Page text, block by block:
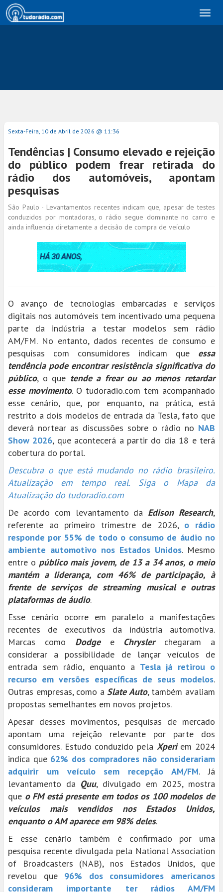
Sexta-Feira, 10 de Abril de 2026 @ 11:36
Tendências | Consumo elevado e rejeição
do público podem frear retirada do
rádio dos automóveis, apontam
pesquisas
São Paulo - Levantamentos recentes indicam que, apesar de testes
conduzidos por montadoras, o rádio segue dominante no carro e
ainda influencia diretamente a decisão de compra de veículo
O avanço de tecnologias embarcadas e serviços
digitais nos automóveis tem incentivado uma pequena
parte da indústria a testar modelos sem rádio
AM/FM. No entanto, dados recentes de consumo e
pesquisas com consumidores indicam que essa
tendência pode encontrar resistência significativa do
público, o que tende a frear ou ao menos retardar
esse movimento. O tudoradio.com tem acompanhado
esse cenário, que, por enquanto, na prática, está
restrito a dois modelos de entrada da Tesla, fato que
deverá nortear as discussões sobre o rádio no NAB
Show 2026, que acontecerá a partir do dia 18 e terá
cobertura do portal.
Descubra o que está mudando no rádio brasileiro.
Atualização em tempo real. Siga o Mapa da
Atualização do tudoradio.com
De acordo com levantamento da Edison Research,
referente ao primeiro trimestre de 2026, o rádio
responde por 55% de todo o consumo de áudio no
ambiente automotivo nos Estados Unidos. Mesmo
entre o público mais jovem, de 13 a 34 anos, o meio
mantém a liderança, com 46% de participação, à
frente de serviços de streaming musical e outras
plataformas de áudio.
Esse cenário ocorre em paralelo a manifestações
recentes de executivos da indústria automotiva.
Marcas como Dodgee Chryslerchegaram a
considerar a possibilidade de lançar veículos de
entrada sem rádio, enquanto a Tesla já retirou o
recurso em versões específicas de seus modelos.
Outras empresas, como aSlate Auto, também avaliam
propostas semelhantes em novos projetos.
Apesar desses movimentos, pesquisas de mercado
apontam uma rejeição relevante por parte dos
consumidores. Estudo conduzido pela Xperiem 2024
indica que62% dos compradores não considerariam
adquirir um veículo sem recepção AM/FM. Já
levantamento da Quu, divulgado em 2025, mostra
que o FM está presente em todos os 100 modelos de
veículos mais vendidos nos Estados Unidos,
enquanto o AM aparece em 98% deles.
E esse cenário também é confirmado por uma
pesquisa recente divulgada pela National Association
of Broadcasters (NAB), nos Estados Unidos, que
revelou que 96% dos consumidores americanos
consideram importante ter rádios AM/FM